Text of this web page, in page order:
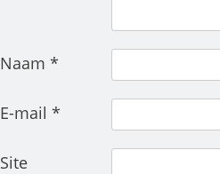
Naam *
E-mail *
Site